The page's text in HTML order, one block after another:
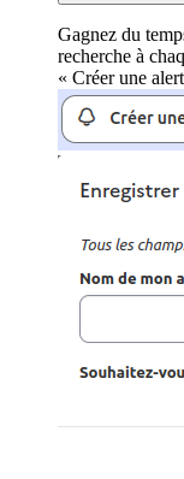
Gagnez du
recherche à
« Créer une